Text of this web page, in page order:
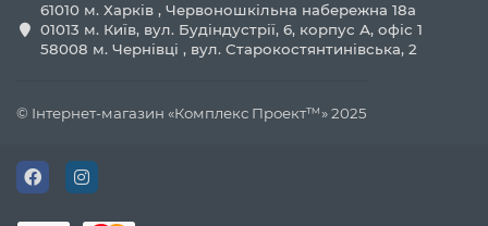
61010 м. Харків , Червоношкільна набережна 18а
01013 м. Київ, вул. Будіндустрії, 6, корпус А, офіс 1
58008 м. Чернівці , вул. Старокостянтинівська, 2
© Інтернет-магазин «Комплекс Проект™» 2025